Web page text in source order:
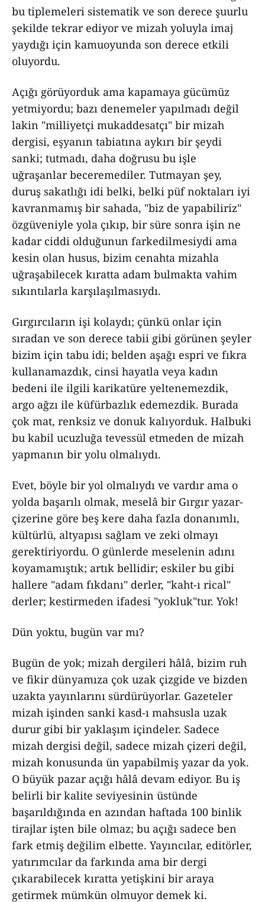
bu tiplemeleri sistematik ve son derece şuurlu
şekilde tekrar ediyor ve mizah yoluyla imaj
yaydığı için kamuoyunda son derece etkili
oluyordu.
Açığı görüyorduk ama kapamaya gücümüz
yetmiyordu; bazı denemeler yapılmadı değil
lakin "milliyetçi mukaddesatçı" bir mizah
dergisi, eşyanın tabiatına aykırı bir şeydi
sanki; tutmadı, daha doğrusu bu işle
uğraşanlar beceremediler. Tutmayan şey,
duruş sakatlığı idi belki, belki püf noktaları iyi
kavranmamış bir sahada, "biz de yapabiliriz"
özgüveniyle yola çıkıp, bir süre sonra işin ne
kadar ciddi olduğunun farkedilmesiydi ama
kesin olan husus, bizim cenahta mizahla
uğraşabilecek kıratta adam bulmakta vahim
sıkıntılarla karşılaşılmasıydı.
Gırgırcıların işi kolaydı; çünkü onlar için
sıradan ve son derece tabii gibi görünen şeyler
bizim için tabu idi; belden aşağı espri ve fıkra
kullanamazdık, cinsi hayatla veya kadın
bedeni ile ilgili karikatüre yeltenemezdik,
argo ağzı ile küfürbazlık edemezdik. Burada
çok mat, renksiz ve donuk kalıyorduk. Halbuki
bu kabil ucuzluğa tevessül etmeden de mizah
yapmanın bir yolu olmalıydı.
Evet, böyle bir yol olmalıydı ve vardır ama o
yolda başarılı olmak, meselâ bir Gırgır yazar-
çizerine göre beş kere daha fazla donanımlı,
kültürlü, altyapısı sağlam ve zeki olmayı
gerektiriyordu. O günlerde meselenin adını
koyamamıştık; artık bellidir; eskiler bu gibi
hallere "adam fıkdanı" derler, "kaht-ı rical"
derler; kestirmeden ifadesi "yokluk"tur. Yok!
Dün yoktu, bugün var mı?
Bugün de yok; mizah dergileri hâlâ, bizim ruh
ve fikir dünyamıza çok uzak çizgide ve bizden
uzakta yayınlarını sürdürüyorlar. Gazeteler
mizah işinden sanki kasd-ı mahsusla uzak
durur gibi bir yaklaşım içindeler. Sadece
mizah dergisi değil, sadece mizah çizeri değil,
mizah konusunda ün yapabilmiş yazar da yok.
O büyük pazar açığı hâlâ devam ediyor. Bu iş
belirli bir kalite seviyesinin üstünde
başarıldığında en azından haftada 100 binlik
tirajlar işten bile olmaz; bu açığı sadece ben
fark etmiş değilim elbette. Yayıncılar, editörler,
yatırımcılar da farkında ama bir dergi
çıkarabilecek kıratta yetişkini bir araya
getirmek mümkün olmuyor demek ki.